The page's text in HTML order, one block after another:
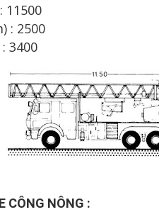
1 1500
: 2500
3400
CÔNG NÔNG :